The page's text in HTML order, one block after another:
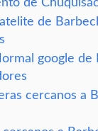
de
de
google de
cercanos a